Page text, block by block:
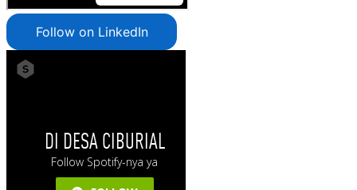
Follow on LinkedIn